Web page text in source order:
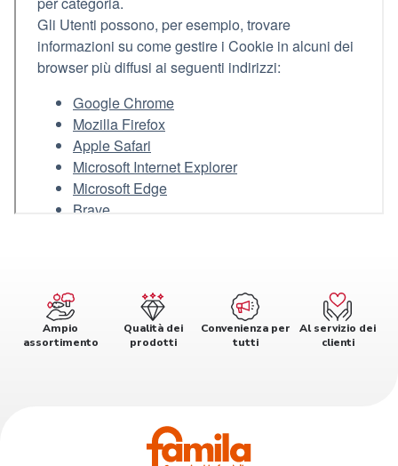
Ampio
assortimento
Qualità dei
prodotti
Convenienza per
tutti
Al servizio dei
clienti